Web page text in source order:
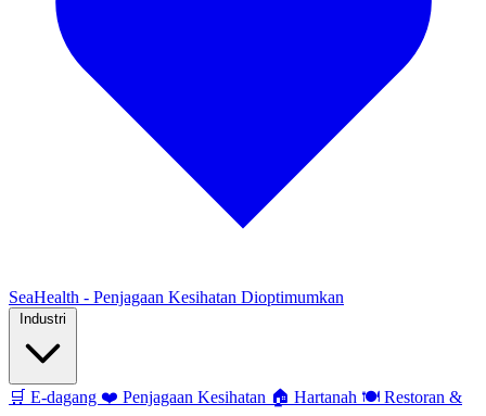
SeaHealth - Penjagaan Kesihatan Dioptimumkan
🛒 E-dagang ❤️ Penjagaan Kesihatan 🏠 Hartanah 🍽️ Restoran &